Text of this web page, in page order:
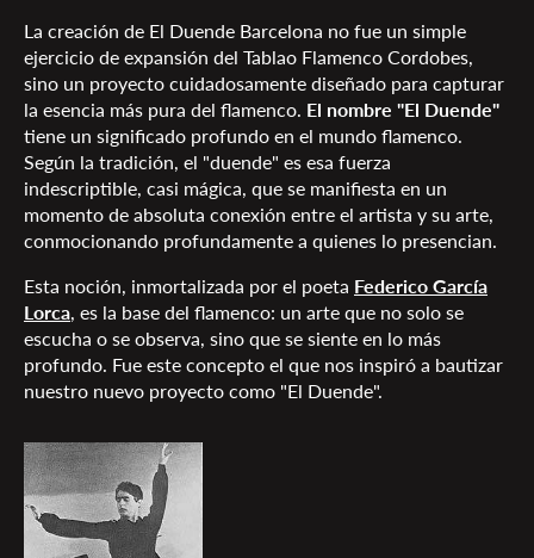
La creación de El Duende Barcelona no fue un simple
ejercicio de expansión del Tablao Flamenco Cordobes,
sino un proyecto cuidadosamente diseñado para capturar
la esencia más pura del flamenco. El nombre "El Duende"
tiene un significado profundo en el mundo flamenco.
Según la tradición, el "duende" es esa fuerza
indescriptible, casi mágica, que se manifiesta en un
momento de absoluta conexión entre el artista y su arte,
conmocionando profundamente a quienes lo presencian.
Esta noción, inmortalizada por el poeta Federico García
Lorca, es la base del flamenco: un arte que no solo se
escucha o se observa, sino que se siente en lo más
profundo. Fue este concepto el que nos inspiró a bautizar
nuestro nuevo proyecto como "El Duende".